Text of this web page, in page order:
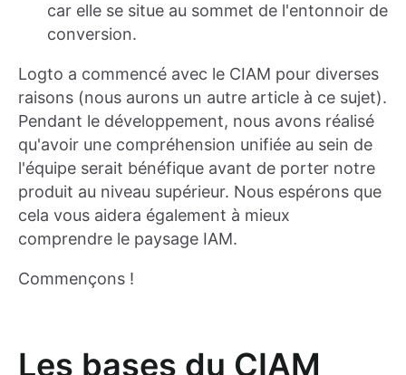
car elle se situe au sommet de l'entonnoir de
conversion.
Logto a commencé avec le CIAM pour diverses
raisons (nous aurons un autre article à ce sujet).
Pendant le développement, nous avons réalisé
qu'avoir une compréhension unifiée au sein de
l'équipe serait bénéfique avant de porter notre
produit au niveau supérieur. Nous espérons que
cela vous aidera également à mieux
comprendre le paysage IAM.
Commençons !
Les bases du CIAM